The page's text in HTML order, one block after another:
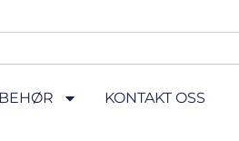
KONTAKT OSS